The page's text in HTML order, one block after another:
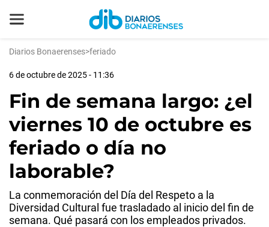
Diarios Bonaerenses>feriado
6 de octubre de 2025 - 11:36
Fin de semana largo: ¿el
viernes 10 de octubre es
feriado o día no
laborable?
La conmemoración del Día del Respeto a la
Diversidad Cultural fue trasladado al inicio del fin de
semana. Qué pasará con los empleados privados.